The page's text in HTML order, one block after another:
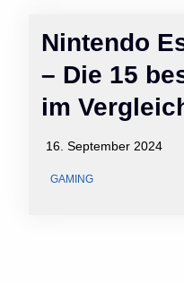
Nintendo
– Die 15
im
16. September 2024
GAMING